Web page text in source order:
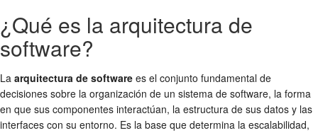
¿Qué es la arquitectura de
software?
La arquitectura de software es el conjunto fundamental de
decisiones sobre la organización de un sistema de software, la forma
en que sus componentes interactúan, la estructura de sus datos y las
interfaces con su entorno. Es la base que determina la escalabilidad,